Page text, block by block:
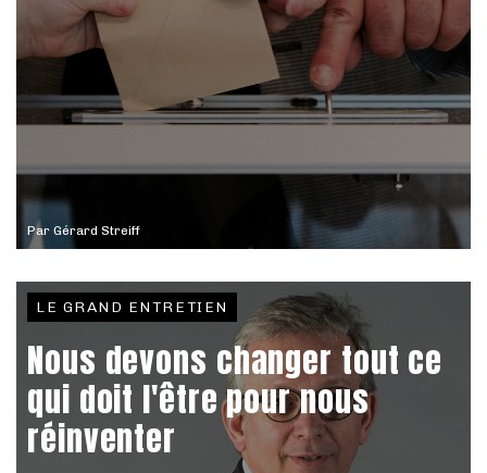
Par Gérard Streiff
LE GRAND ENTRETIEN
Nous devons changer tout ce
qui doit l'être pour nous
réinventer